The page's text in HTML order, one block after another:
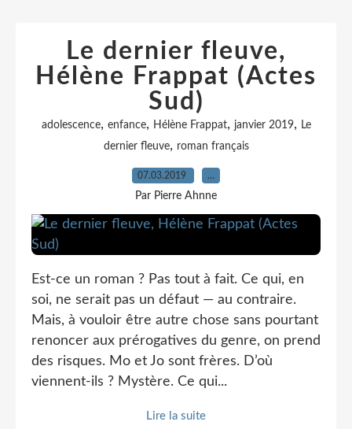
Le dernier fleuve,
Hélène Frappat (Actes
Sud)
adolescence, enfance, Hélène Frappat, janvier 2019, Le
dernier fleuve, roman français
07.03.2019 …
Par Pierre Ahnne
Est-ce un roman ? Pas tout à fait. Ce qui, en
soi, ne serait pas un défaut — au contraire.
Mais, à vouloir être autre chose sans pourtant
renoncer aux prérogatives du genre, on prend
des risques. Mo et Jo sont frères. D’où
viennent-ils ? Mystère. Ce qui...
Lire la suite